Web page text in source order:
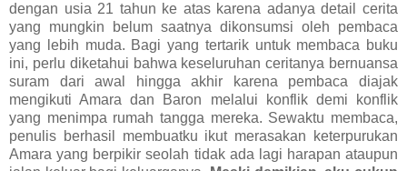
dengan usia 21 tahun ke atas karena adanya detail cerita
yang mungkin belum saatnya dikonsumsi oleh pembaca
yang lebih muda. Bagi yang tertarik untuk membaca buku
ini, perlu diketahui bahwa keseluruhan ceritanya bernuansa
suram dari awal hingga akhir karena pembaca diajak
mengikuti Amara dan Baron melalui konflik demi konflik
yang menimpa rumah tangga mereka. Sewaktu membaca,
penulis berhasil membuatku ikut merasakan keterpurukan
Amara yang berpikir seolah tidak ada lagi harapan ataupun